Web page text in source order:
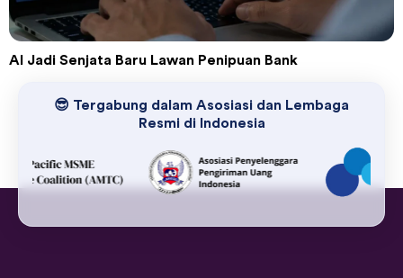
AI Jadi Senjata Baru Lawan Penipuan Bank
😎 Tergabung dalam Asosiasi dan Lembaga
Resmi di Indonesia